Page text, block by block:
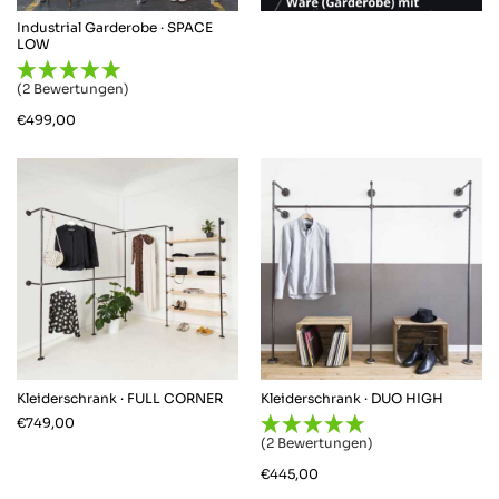
Industrial Garderobe · SPACE
LOW
(2 Bewertungen)
€499,00
Kleiderschrank · FULL CORNER
€749,00
Kleiderschrank · DUO HIGH
(2 Bewertungen)
€445,00
868
Teilen Oberhausen, DE, 30.3.2026
Robert W
Verifizierter Kunde
Keine Frage, dass Rohrsystem ist schon
stylisch, aber für 60 x 60 x 40 180 EUR ....
naja, ich habs ja bestellt. Was definitiv
besser gemacht werden kann sind die
gewinde an den Rohren für die
Wandhalterung. Ein ganz kleinen wenig
kürzer das Gewinde an den Rohren für die
Wandhalterung wäre cool, dann könnt man
Twitter